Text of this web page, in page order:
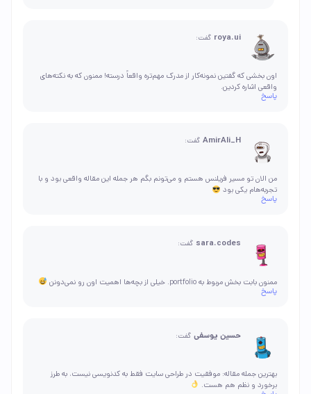
roya.ui گفت:
اون بخشی که گفتین نمونه‌کار از مدرک مهم‌تره واقعاً درسته! ممنون که به نکته‌های
واقعی اشاره کردین.
پاسخ
AmirAli_H گفت:
من الان تو مسیر فریلنس هستم و می‌تونم بگم هر جمله این مقاله واقعی بود و با
تجربه‌هام یکی بود
پاسخ
sara.codes گفت:
ممنون بابت بخش مربوط به portfolio. خیلی از بچه‌ها اهمیت اون رو نمی‌دونن
پاسخ
حسین یوسفی گفت:
بهترین جمله مقاله: موفقیت در طراحی سایت فقط به کدنویسی نیست، به طرز
برخورد و نظم هم هست.